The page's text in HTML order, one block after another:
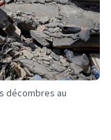
décombres au